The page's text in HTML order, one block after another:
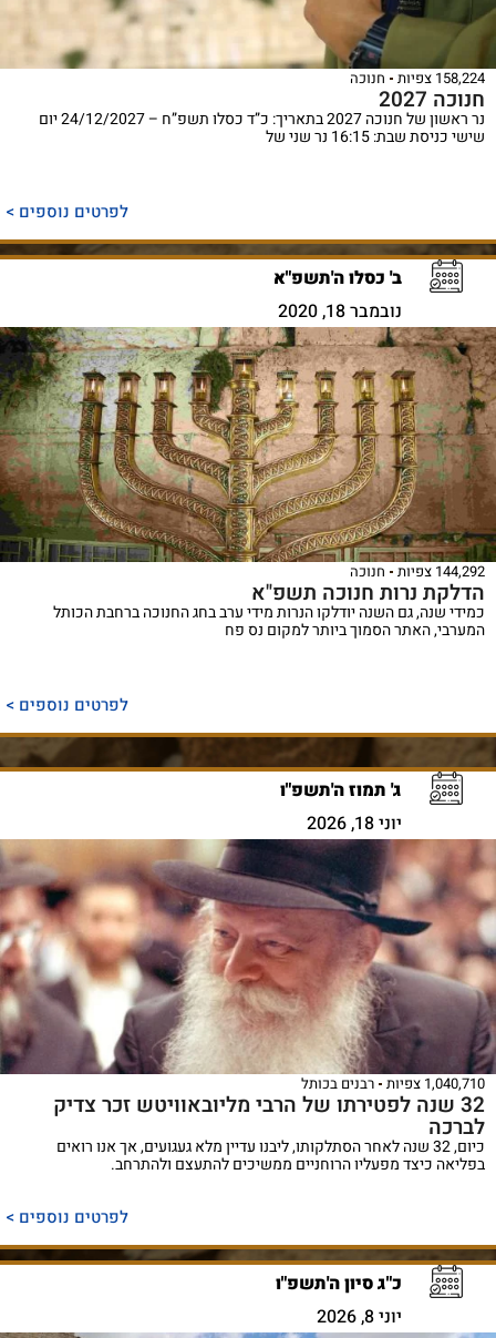
158,224 צפיות חנוכה
חנוכה 2027
נר ראשון של חנוכה 2027 בתאריך: כ”ד כסלו תשפ”ח – 24/12/2027 יום
שישי כניסת שבת: 16:15 נר שני של
לפרטים נוספים >
ב' כסלו ה'תשפ"א
נובמבר 18, 2020
144,292 צפיות חנוכה
הדלקת נרות חנוכה תשפ"א
כמידי שנה, גם השנה יודלקו הנרות מידי ערב בחג החנוכה ברחבת הכותל
המערבי, האתר הסמוך ביותר למקום נס פח
לפרטים נוספים >
ג' תמוז ה'תשפ"ו
יוני 18, 2026
1,040,710 צפיות רבנים בכותל
32 שנה לפטירתו של הרבי מליובאוויטש זכר צדיק
לברכה
כיום, 32 שנה לאחר הסתלקותו, ליבנו עדיין מלא געגועים, אך אנו רואים
בפליאה כיצד מפעליו הרוחניים ממשיכים להתעצם ולהתרחב.
לפרטים נוספים >
כ"ג סיון ה'תשפ"ו
יוני 8, 2026